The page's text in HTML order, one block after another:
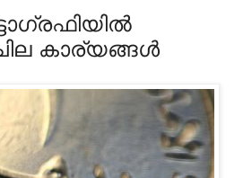
കാര്യങ്ങള്‍